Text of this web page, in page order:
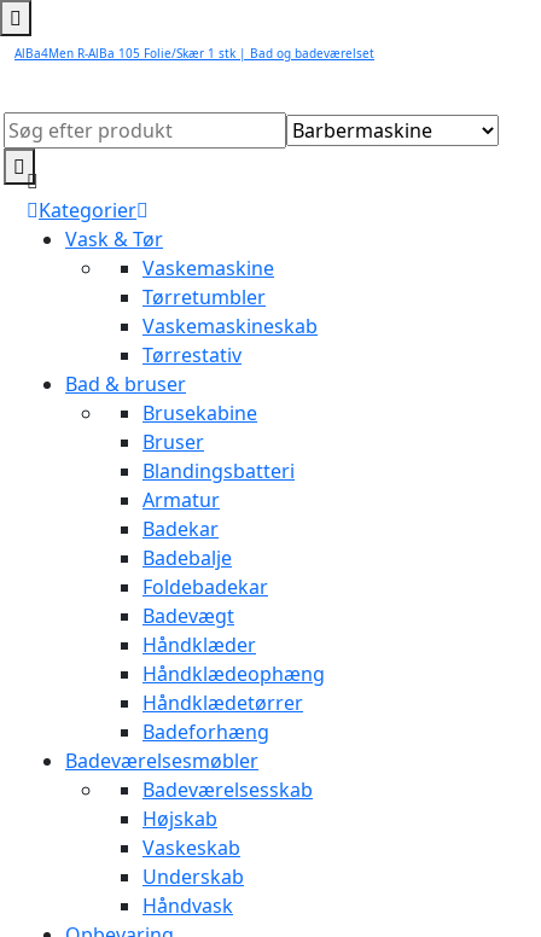
AlBa4Men R-AlBa 105 Folie/Skær 1 stk | Bad og badeværelset
Kategorier
Vask & Tør
Vaskemaskine
Tørretumbler
Vaskemaskineskab
Tørrestativ
Bad & bruser
Brusekabine
Bruser
Blandingsbatteri
Armatur
Badekar
Badebalje
Foldebadekar
Badevægt
Håndklæder
Håndklædeophæng
Håndklædetørrer
Badeforhæng
Badeværelsesmøbler
Badeværelsesskab
Højskab
Vaskeskab
Underskab
Håndvask